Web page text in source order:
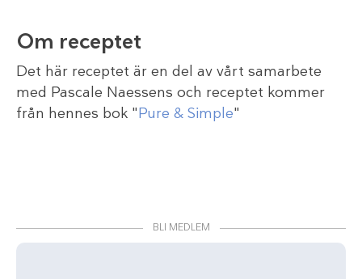
Om receptet
Det här receptet är en del av vårt samarbete
med Pascale Naessens och receptet kommer
från hennes bok "Pure & Simple"
BLI MEDLEM